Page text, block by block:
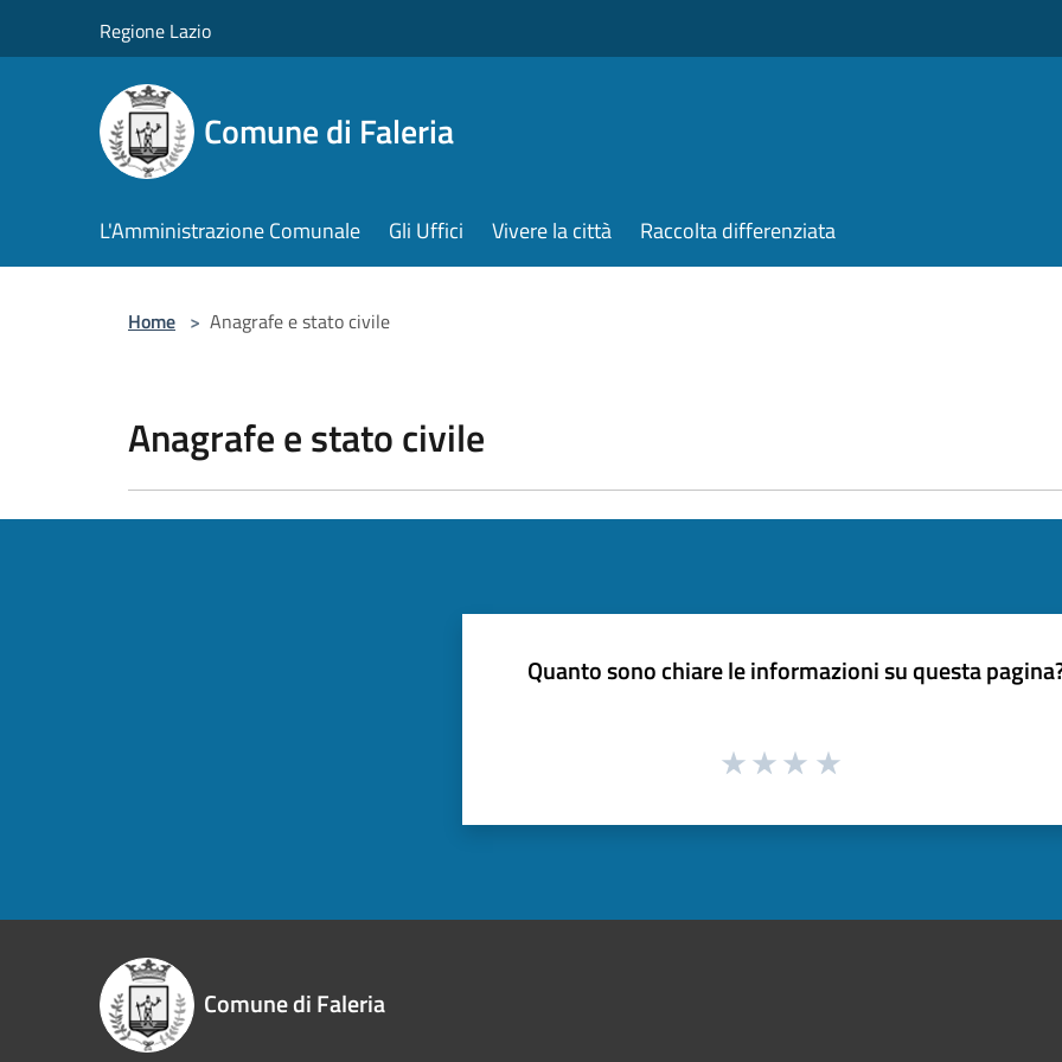
Regione Lazio
Comune di Faleria
L'Amministrazione Comunale Gli Uffici Vivere la città Raccolta differenziata
Home > Anagrafe e stato civile
Anagrafe e stato civile
Quanto sono chiare le informazioni su questa
Comune di Faleria